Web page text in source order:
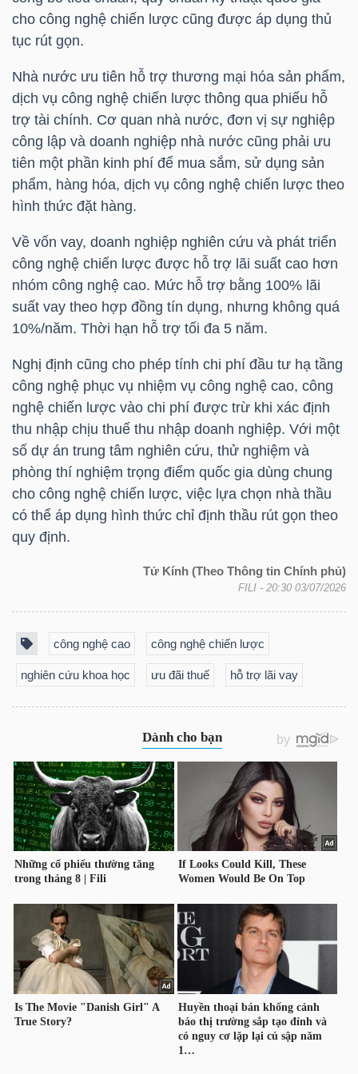
cho công nghệ chiến lược cũng được áp dụng thủ
tục rút gọn.
Nhà nước ưu tiên hỗ trợ thương mại hóa sản phẩm,
dịch vụ công nghệ chiến lược thông qua phiếu hỗ
trợ tài chính. Cơ quan nhà nước, đơn vị sự nghiệp
công lập và doanh nghiệp nhà nước cũng phải ưu
tiên một phần kinh phí để mua sắm, sử dụng sản
phẩm, hàng hóa, dịch vụ công nghệ chiến lược theo
hình thức đặt hàng.
Về vốn vay, doanh nghiệp nghiên cứu và phát triển
công nghệ chiến lược được hỗ trợ lãi suất cao hơn
nhóm công nghệ cao. Mức hỗ trợ bằng 100% lãi
suất vay theo hợp đồng tín dụng, nhưng không quá
10%/năm. Thời hạn hỗ trợ tối đa 5 năm.
Nghị định cũng cho phép tính chi phí đầu tư hạ tầng
công nghệ phục vụ nhiệm vụ công nghệ cao, công
nghệ chiến lược vào chi phí được trừ khi xác định
thu nhập chịu thuế thu nhập doanh nghiệp. Với một
số dự án trung tâm nghiên cứu, thử nghiệm và
phòng thí nghiệm trọng điểm quốc gia dùng chung
cho công nghệ chiến lược, việc lựa chọn nhà thầu
có thể áp dụng hình thức chỉ định thầu rút gọn theo
quy định.
Tử Kính (Theo Thông tin Chính phủ)
FILI - 20:30 03/07/2026
công nghệ cao công nghệ chiến lược
nghiên cứu khoa học ưu đãi thuế hỗ trợ lãi vay
YẾU
TIÊU
DÙNG
THIẾT
YẾU
CHĂM
SÓC
SỨC
KHỎE
TÀI
CHÍNH
TRUYỀN
THÔNG
TIỆN
ÍCH
BẤT
ĐỘNG